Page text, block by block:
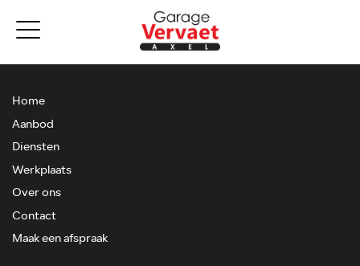
Home
Aanbod
Diensten
Werkplaats
Over ons
Contact
Maak een afspraak